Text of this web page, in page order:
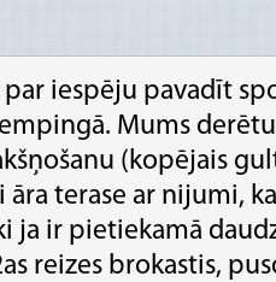
iespēju pavadīt
Mums
(kopējais
āra terase ar nijumi,
ja ir pietiekamā
reizes brokastis,